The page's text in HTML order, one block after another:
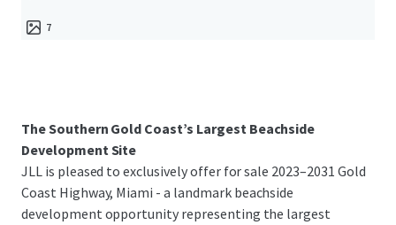
7
The Southern Gold Coast’s Largest Beachside
Development Site
JLL is pleased to exclusively offer for sale 2023–2031 Gold
Coast Highway, Miami - a landmark beachside
development opportunity representing the largest